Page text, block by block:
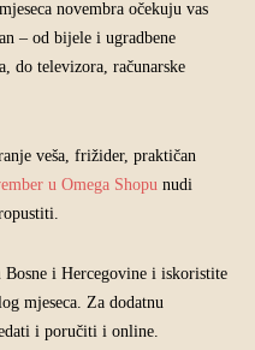
novembra očekuju vas
– od bijele i ugradbene
do televizora, računarske
veša, frižider, praktičan
u Omega Shopu nudi
i Hercegovine i iskoristite
mjeseca. Za dodatnu
i poručiti i online.